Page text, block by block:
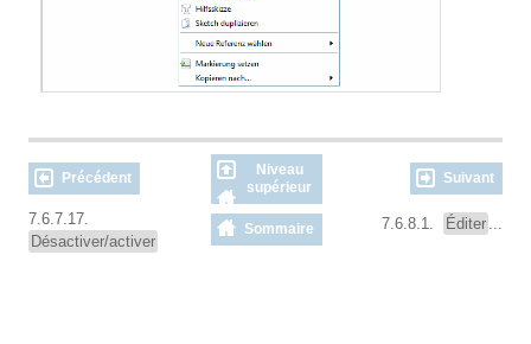
Précédent
Niveau
supérieur
Suivant
7.6.7.17.
Désactiver/activer
Sommaire 7.6.8.1. Éditer